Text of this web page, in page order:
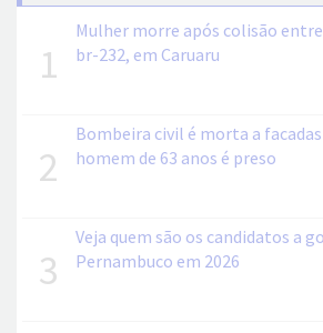
1
Mulher morre após colisão
br-232, em Caruaru
2
Bombeira civil é morta a
homem de 63 anos é preso
3
Veja quem são os candidatos a
Pernambuco em 2026